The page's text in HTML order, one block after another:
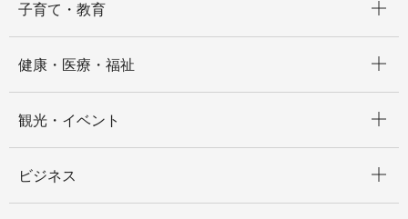
子育て・教育
健康・医療・福祉
観光・イベント
ビジネス